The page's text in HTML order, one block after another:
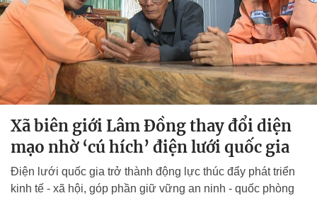
Xã biên giới Lâm Đồng thay đổi diện
mạo nhờ ‘cú hích’ điện lưới quốc gia
Điện lưới quốc gia trở thành động lực thúc đẩy phát triển
kinh tế - xã hội, góp phần giữ vững an ninh - quốc phòng